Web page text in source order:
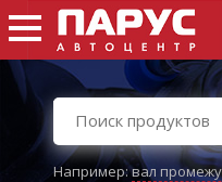
Например:вал